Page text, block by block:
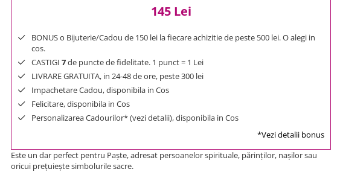
145 Lei
BONUS o Bijuterie/Cadou de 150 lei la fiecare achizitie de peste 500 lei. O alegi in
cos.
CASTIGI 7de puncte de fidelitate. 1 punct = 1 Lei
LIVRARE GRATUITA, in 24-48 de ore, peste 300 lei
Impachetare Cadou, disponibila in Cos
Felicitare, disponibila in Cos
Personalizarea Cadourilor* (vezi detalii), disponibila in Cos
*Vezi detalii bonus
Este un dar perfect pentru Paște, adresat persoanelor spirituale, părinților, nașilor sau
oricui prețuiește simbolurile sacre.